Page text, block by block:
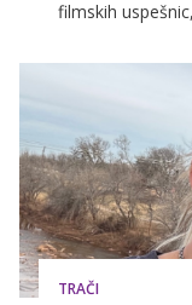
filmskih
zgodbe, ki
TRAČI